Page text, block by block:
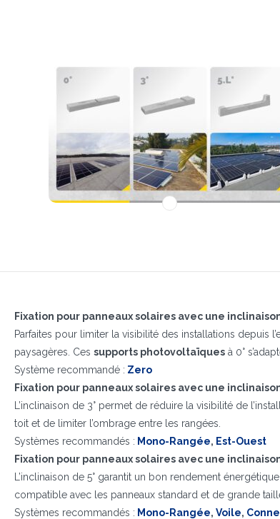
1
Fixation pour panneaux solaires avec une
Parfaites pour limiter la visibilité des installations depuis
paysagères. Ces supports photovoltaïques à 0°
Système recommandé : Zero
Fixation pour panneaux solaires avec une inclinaison
L’inclinaison de 3° permet de réduire la visibilité de
toit et de limiter l’ombrage entre les rangées.
Systèmes recommandés : Mono-Rangée, Est-Ouest
Fixation pour panneaux solaires avec une inclinaison
L’inclinaison de 5° garantit un bon rendement
compatible avec les panneaux standard et de grande
Systèmes recommandés : Mono-Rangée, Voile,